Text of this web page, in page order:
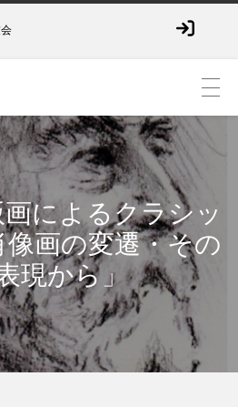
によるクラシッ
画の変遷・その
現から」